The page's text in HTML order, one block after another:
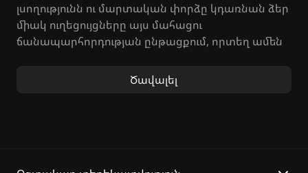
լսողությունն ու մարտական փորձը կդառնան ձեր
միակ ուղեցույցները այս մահացու
ճանապարհորդության ընթացքում, որտեղ ամեն
«Blind Fate»-ի տիեզերքում դոջոյի
Ծավալել